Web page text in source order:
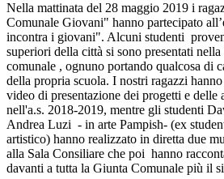
Nella mattinata del 28 maggio 2019 i
Comunale Giovani" hanno partecipato
incontra i giovani". Alcuni studenti
superiori della città si sono presentati
comunale , ognuno portando qualcosa di
della propria scuola. I nostri ragazzi
video di presentazione dei progetti e delle
nell'a.s. 2018-2019, mentre gli studenti
Andrea Luzi - in arte Pampish- (ex
artistico) hanno realizzato in diretta due
alla Sala Consiliare che poi hanno
davanti a tutta la Giunta Comunale più il